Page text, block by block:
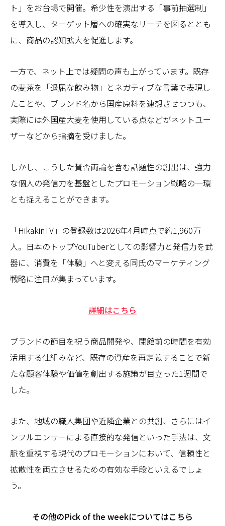
ト」をお台場で開催。希少性を演出する「事前抽選制」
を導入し、ターゲット層への確実なリーチを図るととも
に、商品の認知拡大を促進します。
一方で、ネット上では疑問の声も上がっています。既存
の麦茶を「退屈な飲み物」とネガティブな言葉で表現し
たことや、ブランド名から国産原料を連想させつつも、
実際には外国産大麦を使用している点などがネットユー
ザーなどから指摘を受けました。
しかし、こうした賛否両論を含む話題性の創出は、強力
な個人の発信力を基盤としたプロモーション戦略の一環
とも捉えることができます。
「HikakinTV」の登録数は2026年4月時点で約1,960万
人。日本のトップYouTuberとしての影響力と発信力を武
器に、消費を「体験」へと変える同氏のマーケティング
戦略に注目が集まっています。
詳細はこちら
ブランドの節目を祝う商品開発や、閉館前の時間を有効
活用する仕組みなど、既存の資産を再定義することで新
たな顧客体験や価値を創出する施策が目立った1週間で
した。
また、地域の職人集団や近隣企業との共創、さらにはイ
ンフルエンサーによる直接的な発信といった手法は、文
脈を重視する現代のプロモーションにおいて、信頼性と
拡散性を両立させるための有効な手段といえるでしょ
う。
その他のPick of the weekについてはこちら